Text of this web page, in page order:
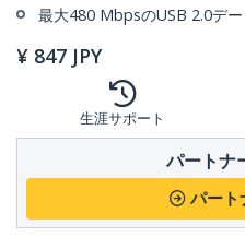
最大480 MbpsのUSB 2.0デ
¥ 847 JPY
生涯サポート
パートナ
パート